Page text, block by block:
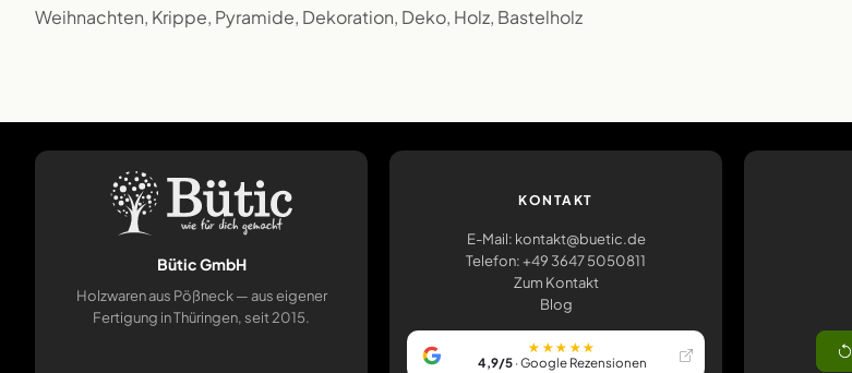
Weihnachten, Krippe, Pyramide, Dekoration, Deko, Holz, Bastelholz
Bütic GmbH
Holzwaren aus Pößneck — aus eigener
Fertigung in Thüringen, seit 2015.
KONTAKT
E-Mail: kontakt@buetic.de
Telefon: +49 3647 5050811
Zum Kontakt
Blog
★★★★★
4,9/5 · Google Rezensionen